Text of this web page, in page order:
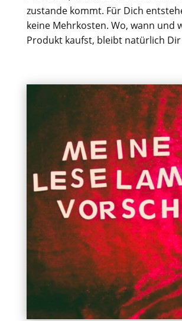
zustande kommt. Für Dich
keine Mehrkosten. Wo, wann und
Produkt kaufst, bleibt natürlich